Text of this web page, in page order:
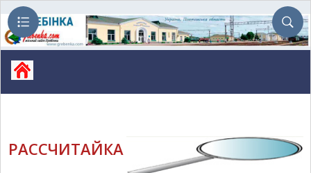
РАССЧИТАЙКА